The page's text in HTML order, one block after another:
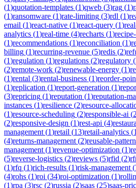
(1)quotation-templates (1)qweb (3)rag (1)
(1)ransomware (1)rate-limiting (3)rdl (1)
email (1)react-native (1)react-query (1)
analytics (1)real-time (4)recharts (1)
(1)recommendations (1)reconciliation (1)
billing (1)recurring-revenue (5)redis (2)
(1)regulation (1)regulations (2)regulatory (
(2)remote-work (2)renewable-energy (1)
(1)rental (3)rental-business (1)reorder-
(1)replication (1)report-generation (1)
(3)repricing (1)reputation (1)reputation-
instances (1)resilience (2)resource-
(1)resource-scheduling (2)responsible-ai (2
(2)responsive-design (1)rest-api (4)
management (1)retail (13)retail-analytics (1
(4)returns-management (2)reusable-
management (1)revenue-optimization (1)
(5)reverse-logistics (2)reviews (5)rfid (2)
(1)rfq (1)rich-results (1)risk-management (
(4)rohs (1)roi (34)roi-optimization (1)
(1)rpa (3)rsc (2)russia (2)saas (25)saas-